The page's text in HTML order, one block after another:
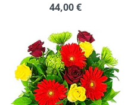
44,00€